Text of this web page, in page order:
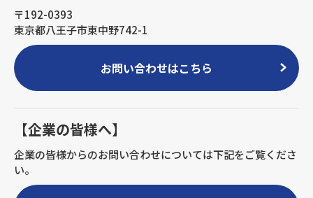
〒192-0393
東京都八王子市東中野742-1
お問い合わせはこちら
【企業の皆様へ】
企業の皆様からのお問い合わせについては下記をご覧くださ
い。